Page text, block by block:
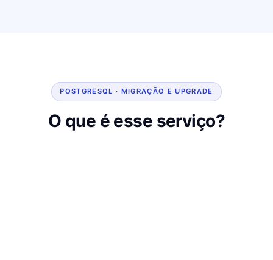
POSTGRESQL · MIGRAÇÃO E UPGRADE
O que é esse serviço?